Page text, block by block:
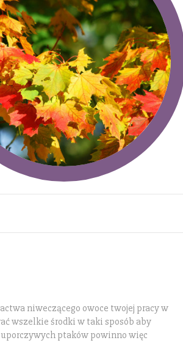
niweczącego owoce twojej pracy w
wszelkie środki w taki sposób aby
ptaków powinno więc